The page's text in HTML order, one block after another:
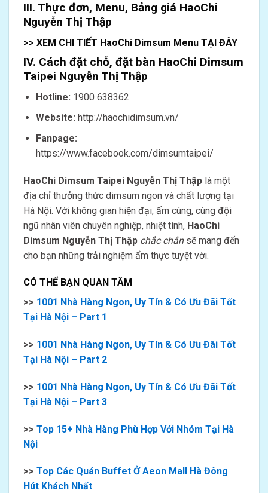
III. Thực đơn, Menu, Bảng giá HaoChi
Nguyễn Thị Thập
>> XEM CHI TIẾT HaoChi Dimsum Menu TẠI ĐÂY
IV. Cách đặt chỗ, đặt bàn HaoChi Dimsum
Taipei Nguyễn Thị Thập
Hotline: 1900 638362
Website: http://haochidimsum.vn/
Fanpage:
https://www.facebook.com/dimsumtaipei/
HaoChi Dimsum Taipei Nguyễn Thị Thập là một
địa chỉ thưởng thức dimsum ngon và chất lượng tại
Hà Nội. Với không gian hiện đại, ấm cúng, cùng đội
ngũ nhân viên chuyên nghiệp, nhiệt tình, HaoChi
Dimsum Nguyễn Thị Thập chắc chắn sẽ mang đến
cho bạn những trải nghiệm ẩm thực tuyệt vời.
CÓ THỂ BẠN QUAN TÂM
>> 1001 Nhà Hàng Ngon, Uy Tín & Có Ưu Đãi Tốt
Tại Hà Nội – Part 1
>> 1001 Nhà Hàng Ngon, Uy Tín & Có Ưu Đãi Tốt
Tại Hà Nội – Part 2
>> 1001 Nhà Hàng Ngon, Uy Tín & Có Ưu Đãi Tốt
Tại Hà Nội – Part 3
>> Top 15+ Nhà Hàng Phù Hợp Với Nhóm Tại Hà
Nội
>> Top Các Quán Buffet Ở Aeon Mall Hà Đông
Hút Khách Nhất